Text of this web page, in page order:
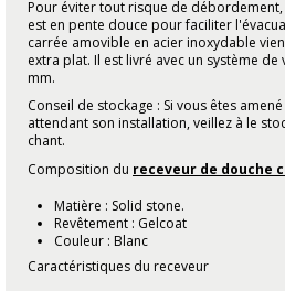
Pour éviter tout risque de débordement,
est en pente douce pour faciliter
carrée amovible en acier inoxydable
extra plat. Il est livré avec un système
mm.
Conseil de stockage : Si vous êtes
attendant son installation, veillez à le
chant.
Composition du receveur de douche
Matière : Solid stone.
Revêtement : Gelcoat
Couleur : Blanc
Caractéristiques du receveur